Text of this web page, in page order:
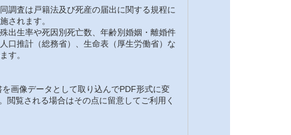
調査は戸籍法及び死産の届出に関する規程に
されます。
出生率や死因別死亡数、年齢別婚姻・離婚件
口推計（総務省）、生命表（厚生労働省）な
す。
画像データとして取り込んでPDF形式に変
覧される場合はその点に留意してご利用く